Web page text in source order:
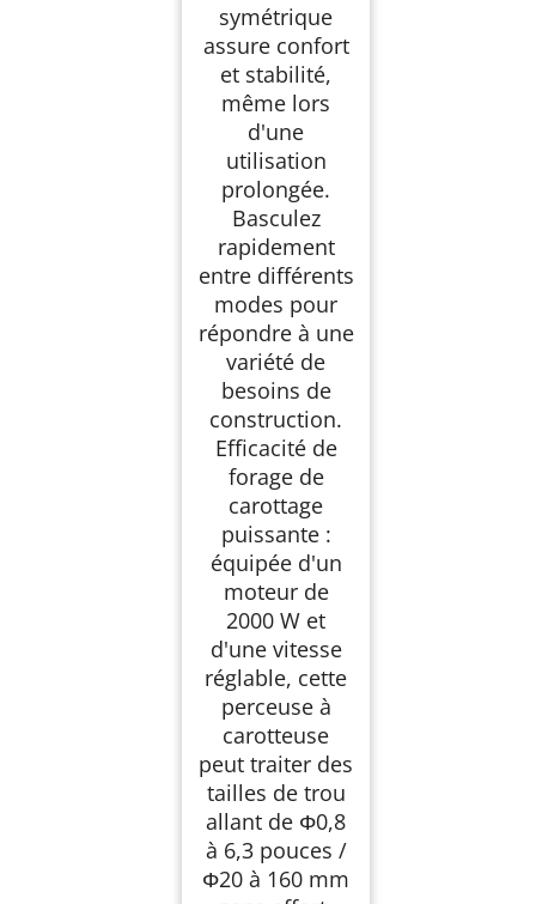
symétrique
assure confort
et stabilité,
même lors
d'une
utilisation
prolongée.
Basculez
rapidement
entre différents
modes pour
répondre à une
variété de
besoins de
construction.
Efficacité de
forage de
carottage
puissante :
équipée d'un
moteur de
2000 W et
d'une vitesse
réglable, cette
perceuse à
carotteuse
peut traiter des
tailles de trou
allant de Φ0,8
à 6,3 pouces /
Φ20 à 160 mm